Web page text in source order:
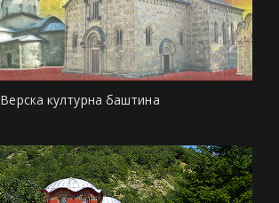
Верска културна баштина